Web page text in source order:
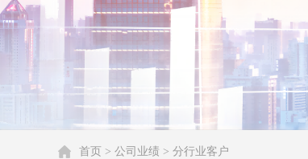
首页 > 公司业绩 > 分行业客户